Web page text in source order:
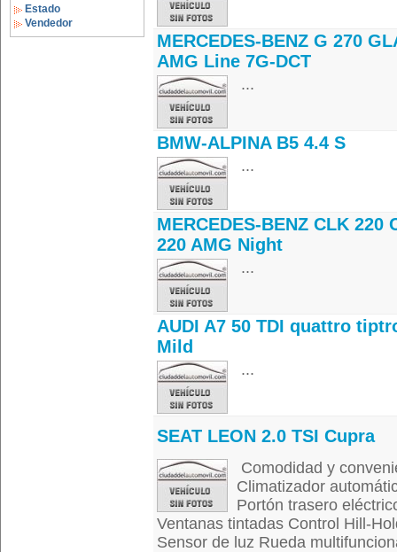
Estado
Vendedor
MERCEDES-BENZ G 270
AMG Line 7G-DCT
...
BMW-ALPINA B5 4.4 S
...
MERCEDES-BENZ CLK 220
220 AMG Night
...
AUDI A7 50 TDI quattro
Mild
...
SEAT LEON 2.0 TSI Cupra
Comodidad y
Climatizador
Portón trasero
Ventanas tintadas Control Hill-
Sensor de luz Rueda